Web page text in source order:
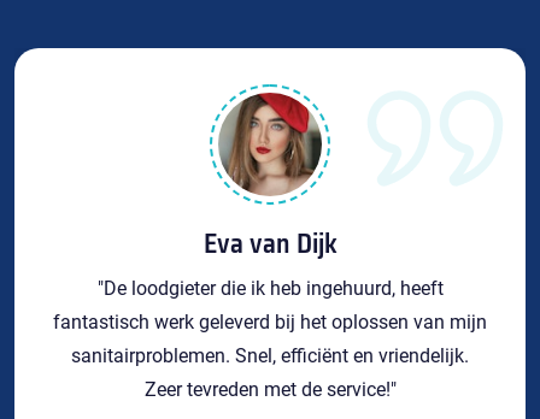
Eva van Dijk
"De loodgieter die ik heb ingehuurd, heeft
fantastisch werk geleverd bij het oplossen van mijn
sanitairproblemen. Snel, efficiënt en vriendelijk.
Zeer tevreden met de service!"